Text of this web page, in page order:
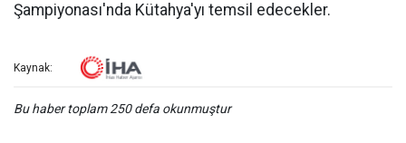
Şampiyonası'nda Kütahya'yı temsil edecekler.
Kaynak:
Bu haber toplam 250 defa okunmuştur